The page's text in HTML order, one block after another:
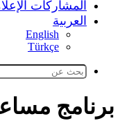
المشاركات
العربية
English
Türkçe
برنامج